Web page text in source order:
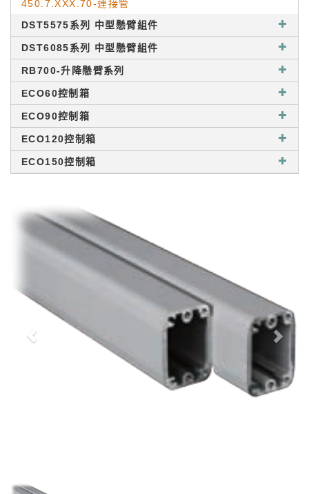
450.7.XXX.70-連接管
DST5575系列 中型懸臂組件
DST6085系列 中型懸臂組件
RB700-升降懸臂系列
ECO60控制箱
ECO90控制箱
ECO120控制箱
ECO150控制箱